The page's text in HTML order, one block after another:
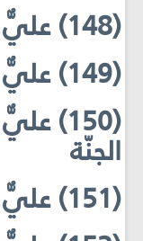
(148) عليٌّ إمام المسلمين
(149) عليٌّ سيّد الصدّيقين
(150)
الجنّة
(151) عليٌّ أتقى الناس